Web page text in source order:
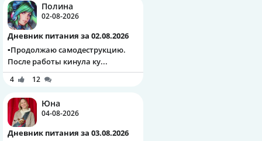
Полина
02-08-2026
Дневник питания за 02.08.2026
▪️Продолжаю самодеструкцию.
После работы кинула ку...
4 12
Юна
04-08-2026
Дневник питания за 03.08.2026